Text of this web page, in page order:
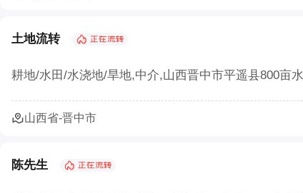
土地流转
耕地/水田/水浇地/旱地,中介,山西晋中市平遥县800亩
山西省-晋中市
陈先生